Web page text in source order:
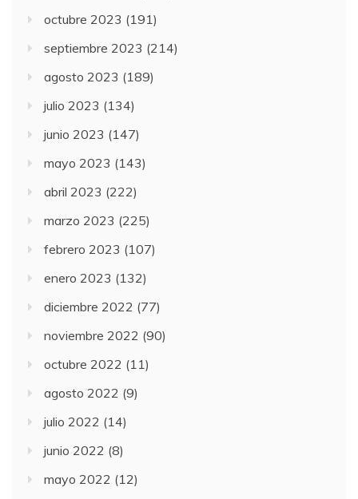
octubre 2023 (191)
septiembre 2023 (214)
agosto 2023 (189)
julio 2023 (134)
junio 2023 (147)
mayo 2023 (143)
abril 2023 (222)
marzo 2023 (225)
febrero 2023 (107)
enero 2023 (132)
diciembre 2022 (77)
noviembre 2022 (90)
octubre 2022 (11)
agosto 2022 (9)
julio 2022 (14)
junio 2022 (8)
mayo 2022 (12)